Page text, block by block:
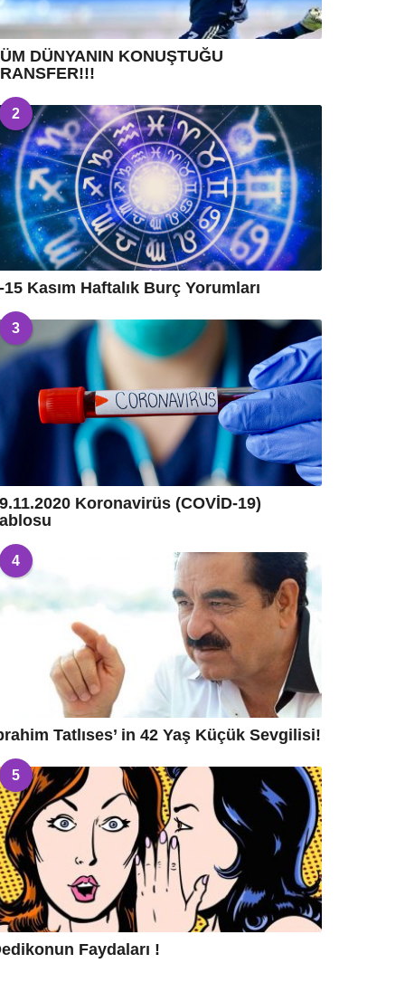
DÜNYANIN KONUŞTUĞU
2
15 Kasım Haftalık Burç Yorumları
3
Koronavirüs (COVİD-19)
4
Tatlıses’ in 42 Yaş Küçük Sevgilisi!
5
Faydaları !